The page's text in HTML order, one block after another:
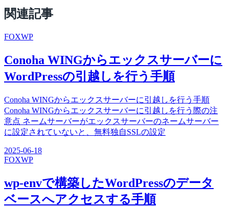
関連記事
FOXWP
Conoha WINGからエックスサーバーに
WordPressの引越しを行う手順
Conoha WINGからエックスサーバーに引越しを行う手順
Conoha WINGからエックスサーバーに引越しを行う際の注
意点 ネームサーバーがエックスサーバーのネームサーバー
に設定されていないと、無料独自SSLの設定
2025-06-18
FOXWP
wp-envで構築したWordPressのデータ
ベースへアクセスする手順